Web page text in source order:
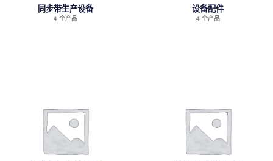
同步带生产设备
4 个产品
设备配件
4 个产品